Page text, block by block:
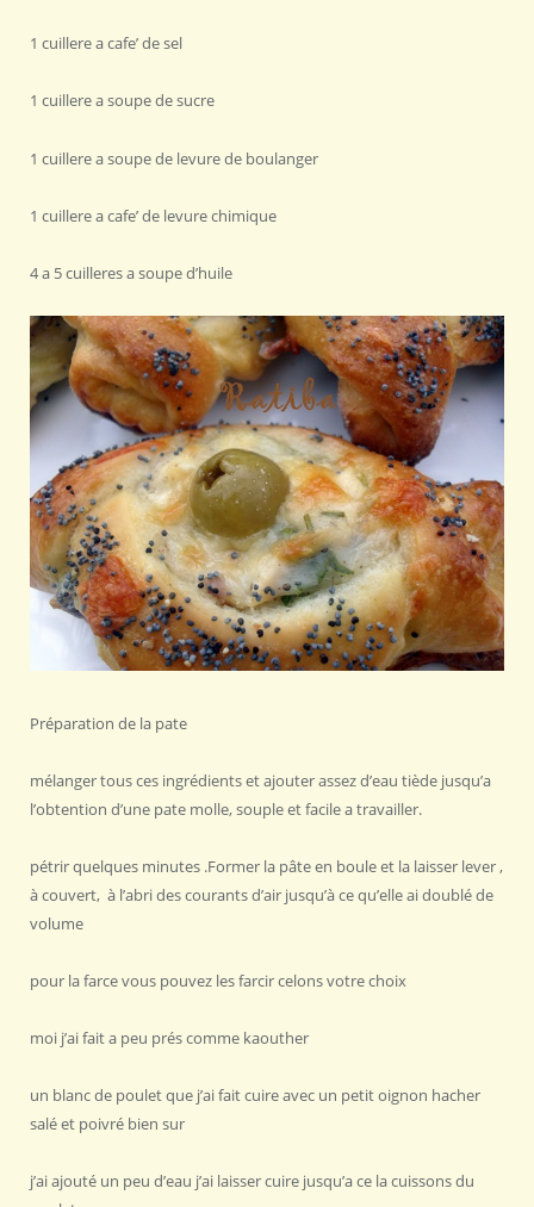
1 cuillere a cafe’ de sel
1 cuillere a soupe de sucre
1 cuillere a soupe de levure de boulanger
1 cuillere a cafe’ de levure chimique
4 a 5 cuilleres a soupe d’huile
Préparation de la pate
mélanger tous ces ingrédients et ajouter assez d’eau tiède jusqu’a
l’obtention d’une pate molle, souple et facile a travailler.
pétrir quelques minutes .Former la pâte en boule et la laisser lever ,
à couvert, à l’abri des courants d’air jusqu’à ce qu’elle ai doublé de
volume
pour la farce vous pouvez les farcir celons votre choix
moi j’ai fait a peu prés comme kaouther
un blanc de poulet que j’ai fait cuire avec un petit oignon hacher
salé et poivré bien sur
j’ai ajouté un peu d’eau j’ai laisser cuire jusqu’a ce la cuissons du